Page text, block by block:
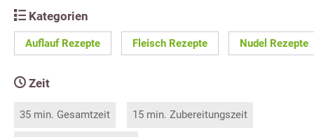
Kategorien
Auflauf Rezepte Fleisch Rezepte Nudel Rezepte
Zeit
35 min. Gesamtzeit 15 min. Zubereitungszeit